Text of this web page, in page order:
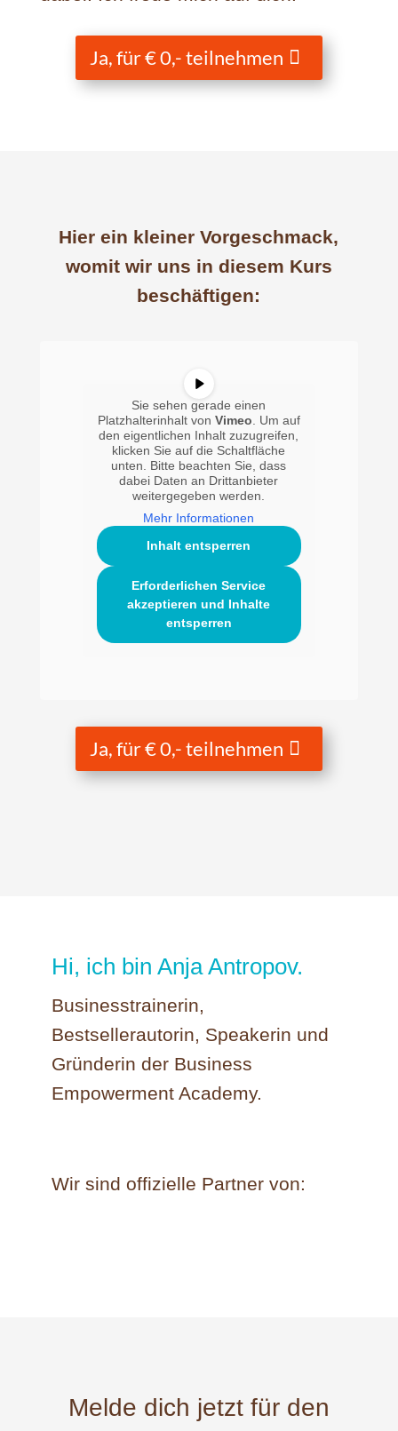
Ja, für € 0,- teilnehmen
Hier ein kleiner Vorgeschmack,
womit wir uns in diesem Kurs
beschäftigen:
Sie sehen gerade einen
Platzhalterinhalt von Vimeo . Um auf
den eigentlichen Inhalt zuzugreifen,
klicken Sie auf die Schaltfläche
unten. Bitte beachten Sie, dass
dabei Daten an Drittanbieter
weitergegeben werden.
Mehr Informationen
Inhalt entsperren
Erforderlichen Service
akzeptieren und Inhalte
entsperren
Ja, für € 0,- teilnehmen
Hi, ich bin Anja Antropov.
Businesstrainerin,
Bestsellerautorin, Speakerin und
Gründerin der Business
Empowerment Academy.
Wir sind offizielle Partner von:
Melde dich jetzt für den